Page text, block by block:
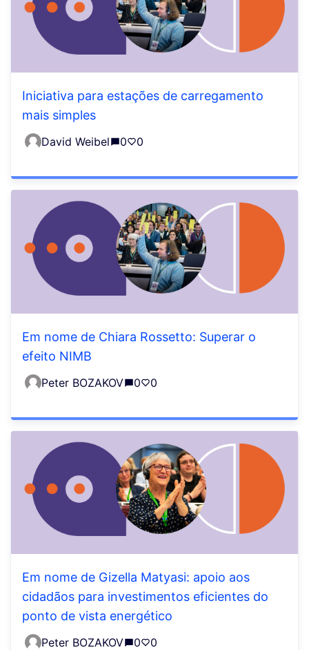
Iniciativa para estações de carregamento
mais simples
David Weibel 0 0
Em nome de Chiara Rossetto: Superar o
efeito NIMB
Peter BOZAKOV 0 0
Em nome de Gizella Matyasi: apoio aos
cidadãos para investimentos eficientes do
ponto de vista energético
Peter BOZAKOV 0 0